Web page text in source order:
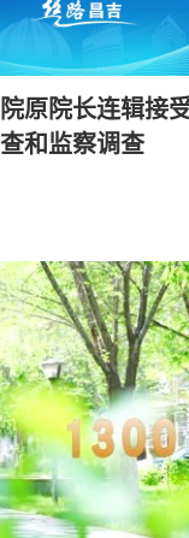
原院长连辑接
和监察调查